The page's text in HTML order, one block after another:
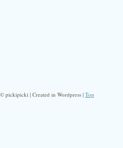
pickipicki | Created in Wordpress | Top